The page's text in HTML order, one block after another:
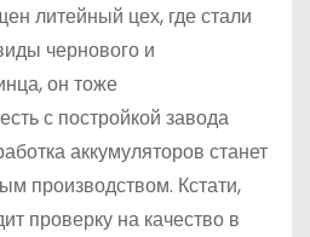
литейный цех, где стали
чернового и
он тоже
с постройкой завода
аккумуляторов станет
производством. Кстати,
проверку на качество в